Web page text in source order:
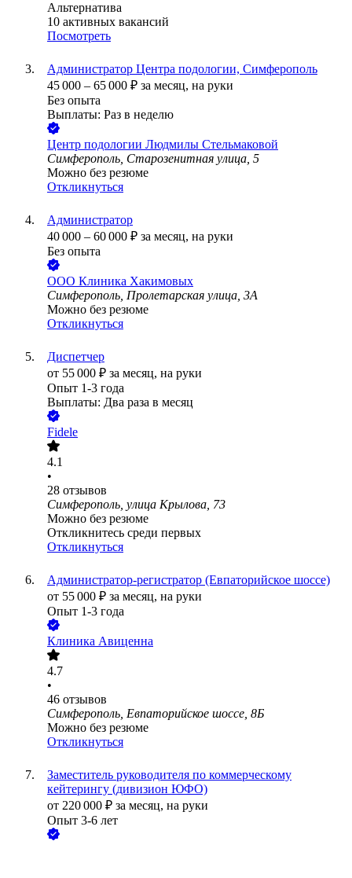
Альтернатива
10 активных вакансий
Посмотреть
Администратор Центра подологии, Симферополь
45 000 – 65 000 ₽ за месяц, на руки
Без опыта
Выплаты: Раз в неделю
Центр подологии Людмилы Стельмаковой
Симферополь, Старозенитная улица, 5
Можно без резюме
Откликнуться
Администратор
40 000 – 60 000 ₽ за месяц, на руки
Без опыта
ООО Клиника Хакимовых
Симферополь, Пролетарская улица, 3А
Можно без резюме
Откликнуться
Диспетчер
от 55 000 ₽ за месяц, на руки
Опыт 1-3 года
Выплаты: Два раза в месяц
Fidele
4.1
•
28 отзывов
Симферополь, улица Крылова, 73
Можно без резюме
Откликнитесь среди первых
Откликнуться
Администратор-регистратор (Евпаторийское шоссе)
от 55 000 ₽ за месяц, на руки
Опыт 1-3 года
Клиника Авиценна
4.7
•
46 отзывов
Симферополь, Евпаторийское шоссе, 8Б
Можно без резюме
Откликнуться
Заместитель руководителя по коммерческому
кейтерингу (дивизион ЮФО)
от 220 000 ₽ за месяц, на руки
Опыт 3-6 лет